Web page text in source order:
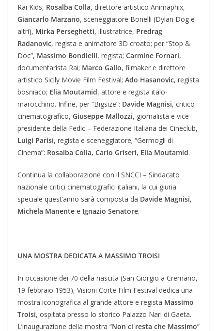
Rai Kids, Rosalba Colla, direttore artistico Animaphix,
Giancarlo Marzano, sceneggiatore Bonelli (Dylan Dog e
altri), Mirka Perseghetti, illustratrice, Predrag
Radanovic, regista e animatore 3D croato; per “Stop &
Doc”, Massimo Bondielli, regista; Carmine Fornari,
documentarista Rai; Marco Gallo, filmaker e direttore
artistico Sicily Movie Film Festival; Ado Hasanovic, regista
bosniaco; Elia Moutamid, attore e regista italo-
marocchino. Infine, per “Bigsize”: Davide Magnisi, critico
cinematografico, Giuseppe Mallozzi, giornalista e vice
presidente della Fedic – Federazione Italiana dei Cineclub,
Luigi Parisi, regista e sceneggiatore; “Germogli di
Cinema”: Rosalba Colla, Carlo Griseri, Elia Moutamid.
Continua la collaborazione con il SNCCI – Sindacato
nazionale critici cinematografici italiani, la cui giuria
speciale quest’anno sarà composta da Davide Magnisi,
Michela Manente e Ignazio Senatore.
UNA MOSTRA DEDICATA A MASSIMO TROISI
In occasione dei 70 della nascita (San Giorgio a Cremano,
19 febbraio 1953), Visioni Corte Film Festival dedica una
mostra iconografica al grande attore e regista Massimo
Troisi, ospitata presso lo storico Palazzo Nari di Gaeta.
L’inaugurazione della mostra “Non ci resta che Massimo”